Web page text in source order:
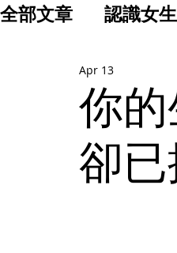
全部文章 認識女生
財富與創業
你
卻
Apr 13